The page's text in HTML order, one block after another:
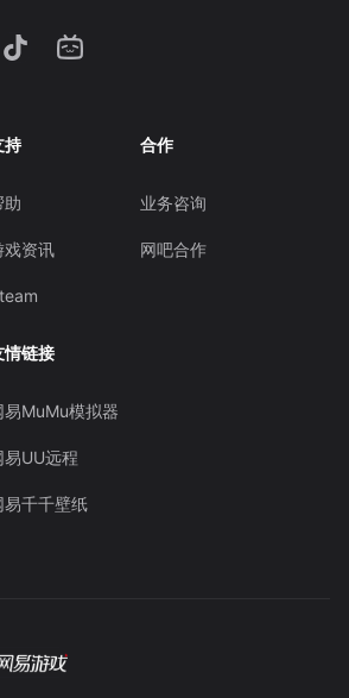
持
助
戏资讯
合作
业务咨询
网吧合作
情链接
易MuMu模拟器
易UU远程
易千千壁纸